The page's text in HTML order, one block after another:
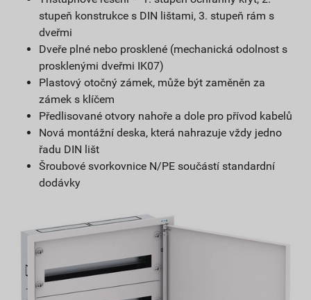
stupeň konstrukce s DIN lištami, 3. stupeň rám s
dveřmi
Dveře plné nebo prosklené (mechanická odolnost s
prosklenými dveřmi IK07)
Plastový otočný zámek, může být zaměněn za
zámek s klíčem
Předlisované otvory nahoře a dole pro přívod kabelů
Nová montážní deska, která nahrazuje vždy jedno
řadu DIN lišt
Šroubové svorkovnice N/PE součástí standardní
dodávky